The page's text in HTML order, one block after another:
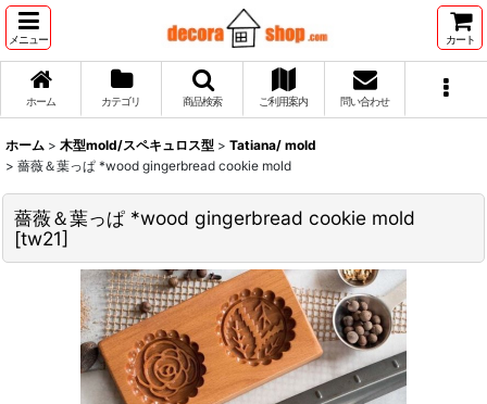
メニュー カート
ホーム カテゴリ 商品検索 ご利用案内 問い合わせ
ホーム > 木型mold/スペキュロス型 > Tatiana/ mold
> 薔薇＆葉っぱ *wood gingerbread cookie mold
薔薇＆葉っぱ *wood gingerbread cookie mold
[tw21]